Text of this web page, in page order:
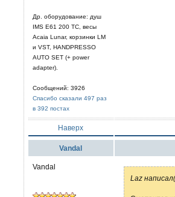
Др. оборудование: душ
IMS E61 200 TC, весы
Acaia Lunar, корзинки LM
и VST, HANDPRESSO
AUTO SET (+ power
adapter).
Сообщений: 3926
Спасибо сказали 497 раз
в 392 постах
Наверх
Vandal
Vandal
Laz